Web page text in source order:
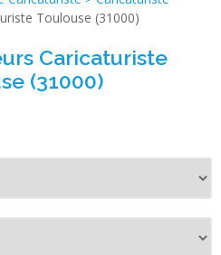
Toulouse (31000)
Caricaturiste
(31000)